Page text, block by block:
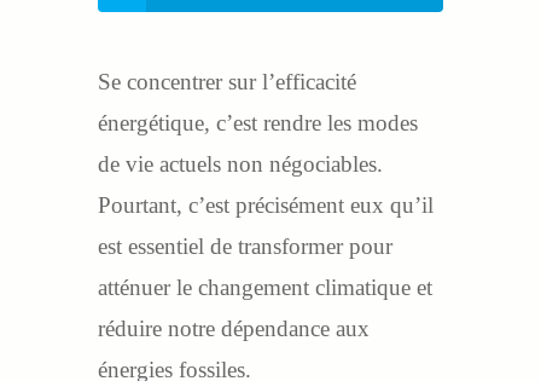
Se concentrer sur l’efficacité
énergétique, c’est rendre les modes
de vie actuels non négociables.
Pourtant, c’est précisément eux qu’il
est essentiel de transformer pour
atténuer le changement climatique et
réduire notre dépendance aux
énergies fossiles.